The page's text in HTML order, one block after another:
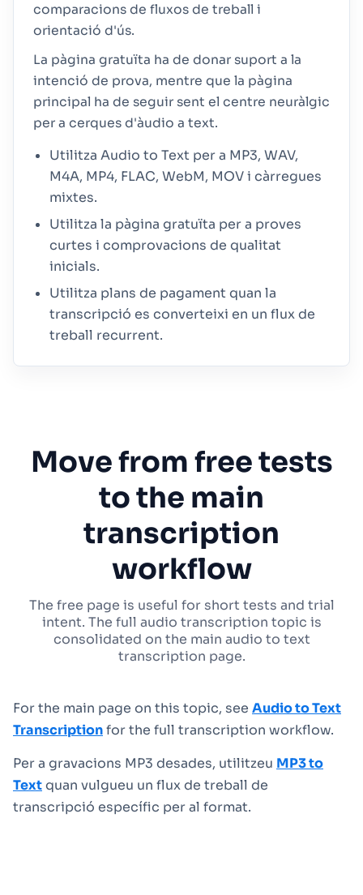
comparacions de fluxos de treball i
orientació d'ús.
La pàgina gratuïta ha de donar suport a la
intenció de prova, mentre que la pàgina
principal ha de seguir sent el centre neuràlgic
per a cerques d'àudio a text.
Utilitza Audio to Text per a MP3, WAV,
M4A, MP4, FLAC, WebM, MOV i càrregues
mixtes.
Utilitza la pàgina gratuïta per a proves
curtes i comprovacions de qualitat
inicials.
Utilitza plans de pagament quan la
transcripció es converteixi en un flux de
treball recurrent.
Move from free tests
to the main
transcription
workflow
The free page is useful for short tests and trial
intent. The full audio transcription topic is
consolidated on the main audio to text
transcription page.
For the main page on this topic, see Audio to Text
Transcriptionfor the full transcription workflow.
Per a gravacions MP3 desades, utilitzeu MP3 to
Textquan vulgueu un flux de treball de
transcripció específic per al format.